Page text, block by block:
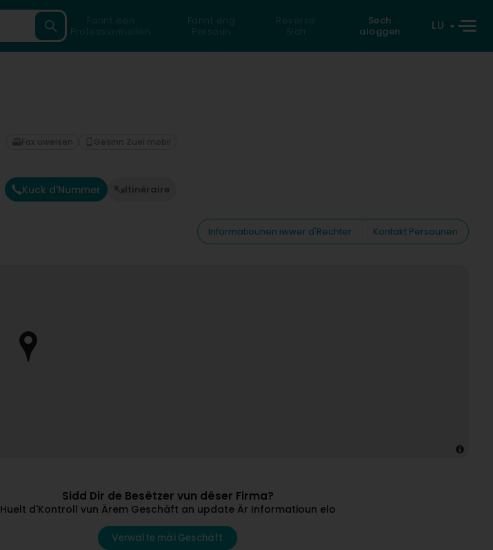
Fannt een
Professionnellen
Fannt eng
Persoun
Reverse
Sich
Sech
aloggen
LU
Kuck d'Nummer Itinéraire
Fax uweisen Gesinn Zuel mobil
Informatiounen iwwer d'Rechter
Kontakt Persounen
Sidd Dir de Besëtzer vun dëser Firma?
Huelt d'Kontroll vun Ärem Geschäft an update Är Informatioun elo
Verwalte mäi Geschäft